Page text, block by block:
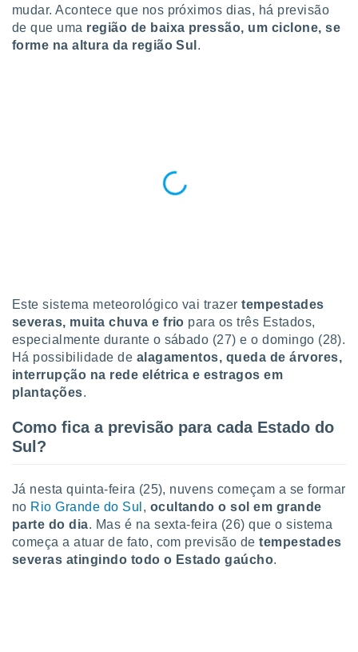
na nossa
e
a
a
site
lo de
a
website,
analisar o
ou
mudar. Acontece que nos próximos dias, há previsão
de que uma região de baixa pressão, um ciclone, se
forme na altura da região Sul .
Este sistema meteorológico vai trazertempestades
severas, muita chuva e frio para os três Estados,
especialmente durante o sábado (27) e o domingo (28).
Há possibilidade de alagamentos, queda de árvores,
interrupção na rede elétrica e estragos em
plantações.
Como fica a previsão para cada Estado do
Sul?
Já nesta quinta-feira (25), nuvens começam a se formar
no Rio Grande do Sul , ocultando o sol em grande
parte do dia. Mas é na sexta-feira (26) que o sistema
começa a atuar de fato, com previsão detempestades
severas atingindo todo o Estado gaúcho.